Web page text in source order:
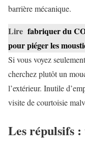
barrière mécanique.
Lire fabriquer du
pour piéger les
Si vous voyez
cherchez plutôt un
l’extérieur. Inutile
visite de courtoisie
Les répulsifs :